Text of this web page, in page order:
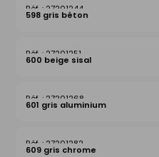
27201244
598 gris béton
27201251
600 beige sisal
27201268
601 gris aluminium
27201282
609 gris chrome